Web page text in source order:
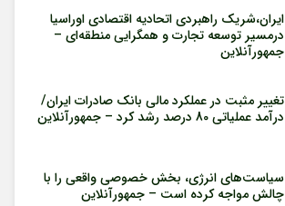
ایران،شریک راهبردی اتحادیه اقتصادی اوراسیا
درمسیر توسعه تجارت و همگرایی منطقه‌ای –
جمهورآنلاین
تغییر مثبت در عملکرد مالی بانک صادرات ایران/
درآمد عملیاتی 80 درصد رشد کرد – جمهورآنلاین
سیاست‌های انرژی، بخش خصوصی واقعی را با
چالش مواجه کرده است – جمهورآنلاین